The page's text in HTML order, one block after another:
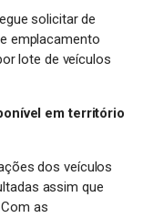
solicitar de
emplacamento
lote de veículos
em território
dos veículos
assim que
as